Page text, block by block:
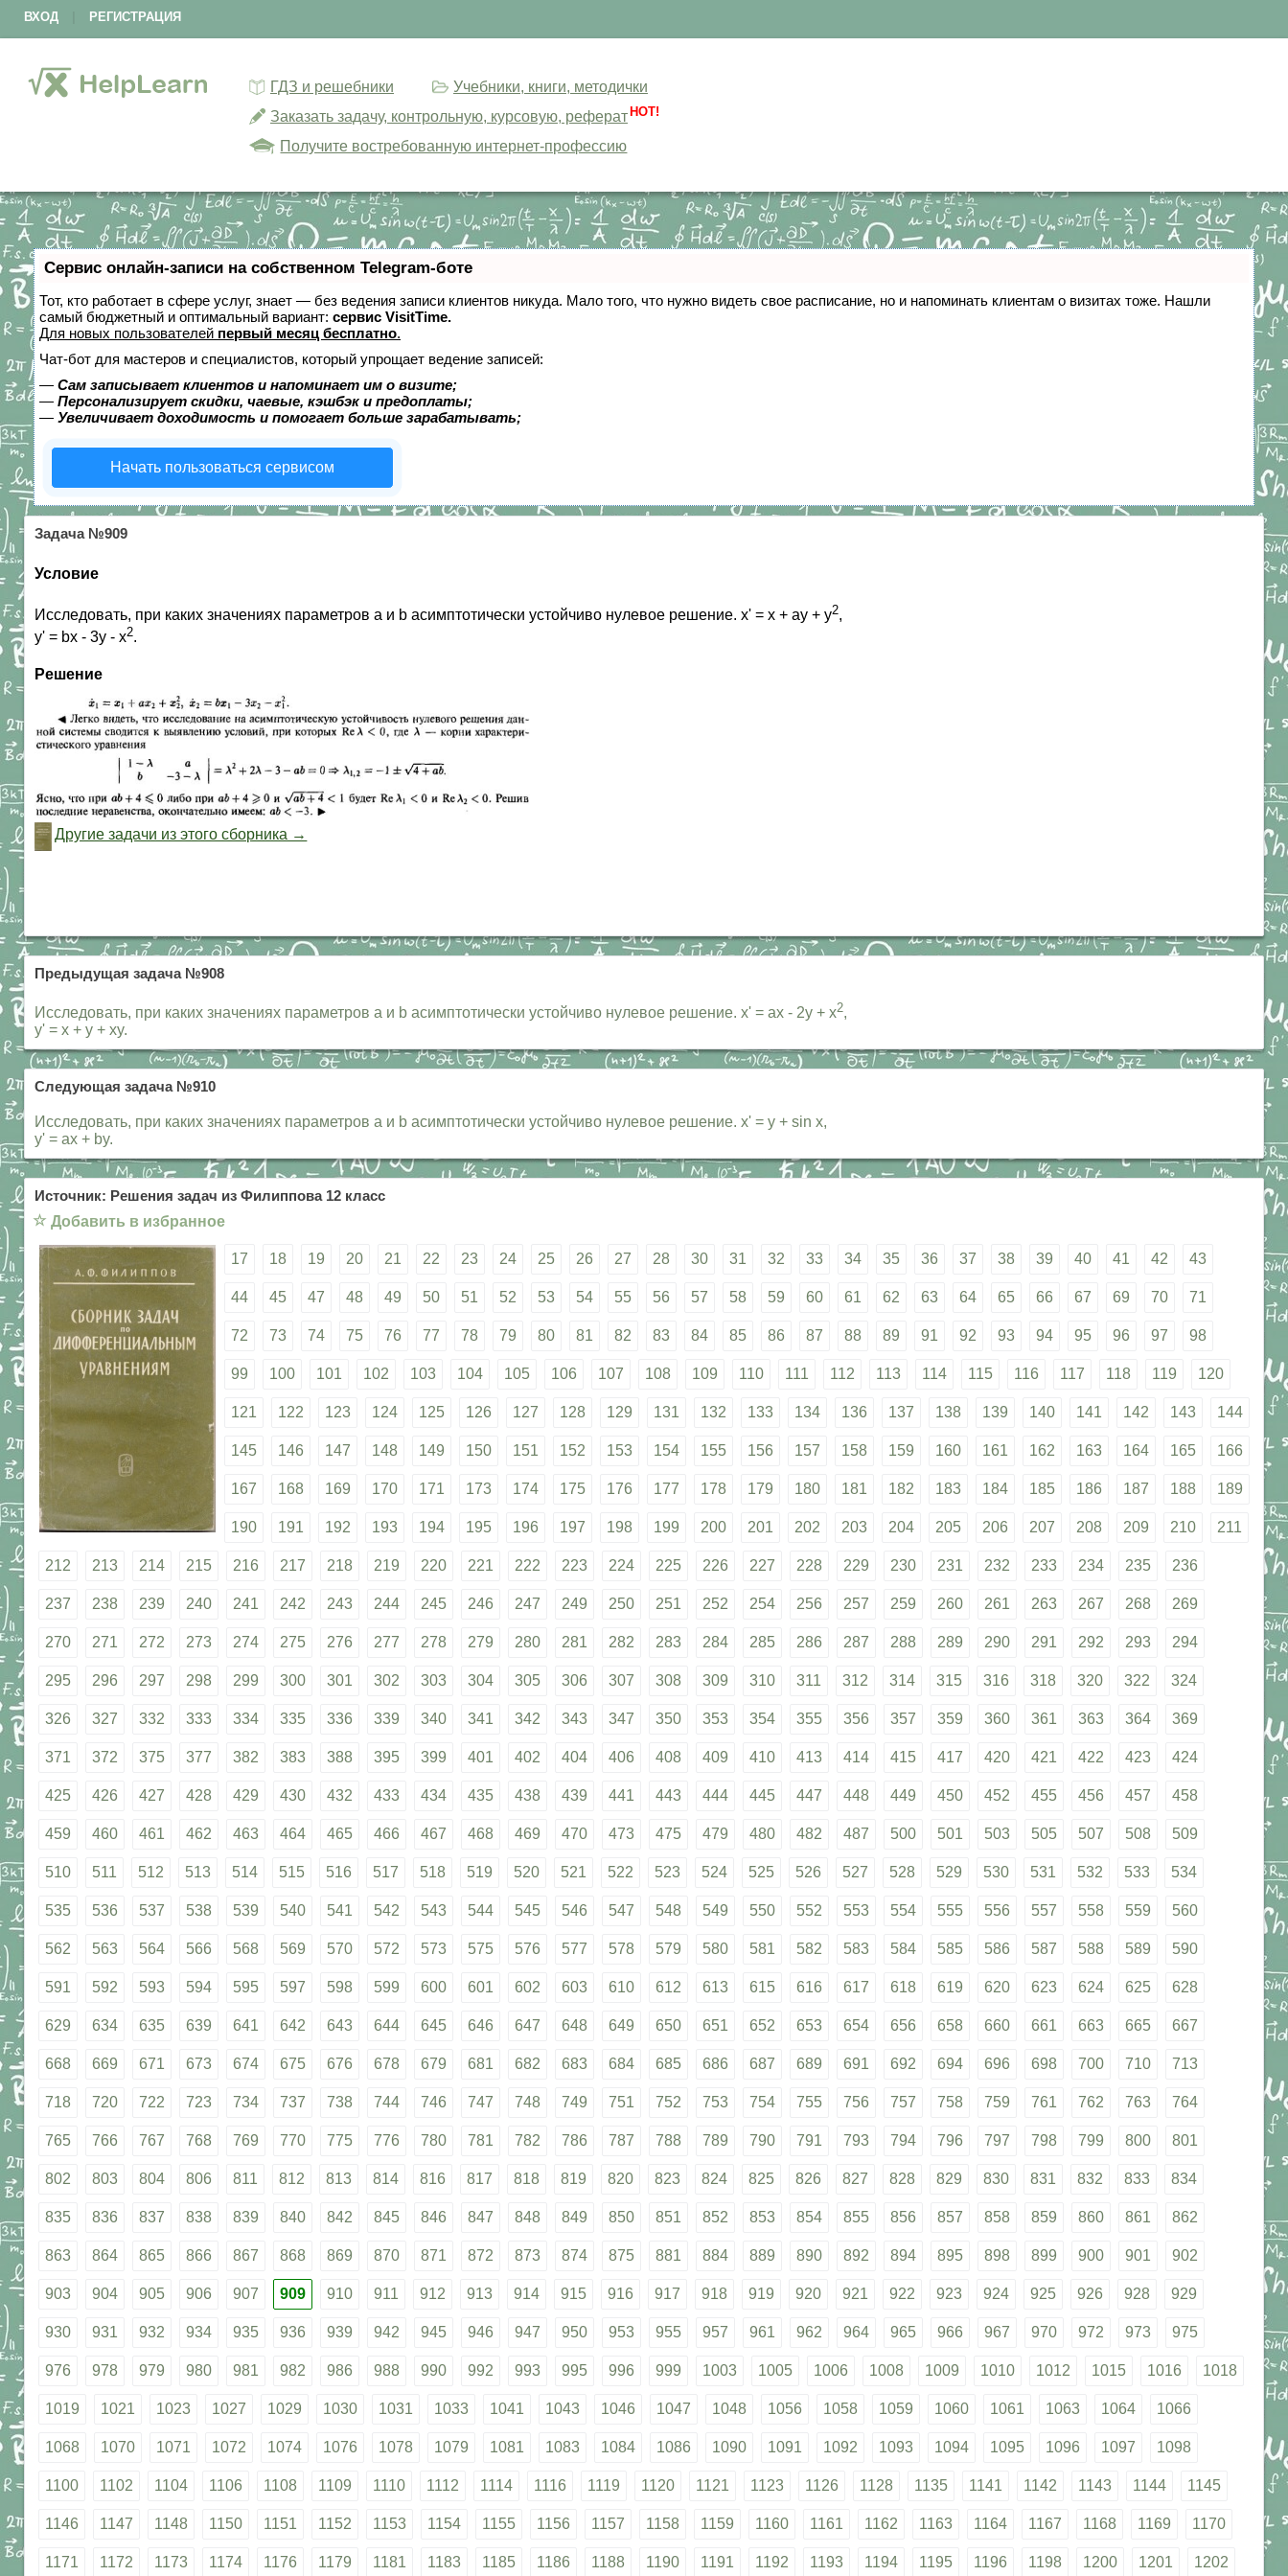
ВХОД РЕГИСТРАЦИЯ
ГДЗ и решебники
Учебники, книги, методички
Заказать задачу, контрольную, курсовую, реферат HOT!
Получите востребованную интернет-профессию
Сервис онлайн-записи на собственном Telegram-боте
Тот, кто работает в сфере услуг, знает — без ведения записи клиентов никуда. Мало того, что нужно видеть свое расписание, но и напоминать клиентам о визитах тоже. Нашли
самый бюджетный и оптимальный вариант: сервис VisitTime.
Для новых пользователей первый месяц бесплатно.
Чат-бот для мастеров и специалистов, который упрощает ведение записей:
— Сам записывает клиентов и напоминает им о визите;
— Персонализирует скидки, чаевые, кэшбэк и предоплаты;
— Увеличивает доходимость и помогает больше зарабатывать;
Начать пользоваться сервисом
Задача №909
Условие
Исследовать, при каких значениях параметров a и b асимптотически устойчиво нулевое решение. x' = x + ay + y2,
y' = bx - 3y - x2.
Решение
Другие задачи из этого сборника →
Предыдущая задача №908
Исследовать, при каких значениях параметров a и b асимптотически устойчиво нулевое решение. x' = ax - 2y + x2,
y' = x + y + xy.
Следующая задача №910
Исследовать, при каких значениях параметров a и b асимптотически устойчиво нулевое решение. x' = y + sin x,
y' = ax + by.
Источник: Решения задач из Филиппова 12 класс
☆ Добавить в избранное
17 18 19 20 21 22 23 24 25 26 27 28 30 31 32 33 34 35 36 37 38 39 40 41 42 43
44 45 47 48 49 50 51 52 53 54 55 56 57 58 59 60 61 62 63 64 65 66 67 69 70 71
72 73 74 75 76 77 78 79 80 81 82 83 84 85 86 87 88 89 91 92 93 94 95 96 97 98
99 100 101 102 103 104 105 106 107 108 109 110 111 112 113 114 115 116 117 118 119 120
121 122 123 124 125 126 127 128 129 131 132 133 134 136 137 138 139 140 141 142 143 144
145 146 147 148 149 150 151 152 153 154 155 156 157 158 159 160 161 162 163 164 165 166
167 168 169 170 171 173 174 175 176 177 178 179 180 181 182 183 184 185 186 187 188 189
190 191 192 193 194 195 196 197 198 199 200 201 202 203 204 205 206 207 208 209 210 211
212 213 214 215 216 217 218 219 220 221 222 223 224 225 226 227 228 229 230 231 232 233 234 235 236
237 238 239 240 241 242 243 244 245 246 247 249 250 251 252 254 256 257 259 260 261 263 267 268 269
270 271 272 273 274 275 276 277 278 279 280 281 282 283 284 285 286 287 288 289 290 291 292 293 294
295 296 297 298 299 300 301 302 303 304 305 306 307 308 309 310 311 312 314 315 316 318 320 322 324
326 327 332 333 334 335 336 339 340 341 342 343 347 350 353 354 355 356 357 359 360 361 363 364 369
371 372 375 377 382 383 388 395 399 401 402 404 406 408 409 410 413 414 415 417 420 421 422 423 424
425 426 427 428 429 430 432 433 434 435 438 439 441 443 444 445 447 448 449 450 452 455 456 457 458
459 460 461 462 463 464 465 466 467 468 469 470 473 475 479 480 482 487 500 501 503 505 507 508 509
510 511 512 513 514 515 516 517 518 519 520 521 522 523 524 525 526 527 528 529 530 531 532 533 534
535 536 537 538 539 540 541 542 543 544 545 546 547 548 549 550 552 553 554 555 556 557 558 559 560
562 563 564 566 568 569 570 572 573 575 576 577 578 579 580 581 582 583 584 585 586 587 588 589 590
591 592 593 594 595 597 598 599 600 601 602 603 610 612 613 615 616 617 618 619 620 623 624 625 628
629 634 635 639 641 642 643 644 645 646 647 648 649 650 651 652 653 654 656 658 660 661 663 665 667
668 669 671 673 674 675 676 678 679 681 682 683 684 685 686 687 689 691 692 694 696 698 700 710 713
718 720 722 723 734 737 738 744 746 747 748 749 751 752 753 754 755 756 757 758 759 761 762 763 764
765 766 767 768 769 770 775 776 780 781 782 786 787 788 789 790 791 793 794 796 797 798 799 800 801
802 803 804 806 811 812 813 814 816 817 818 819 820 823 824 825 826 827 828 829 830 831 832 833 834
835 836 837 838 839 840 842 845 846 847 848 849 850 851 852 853 854 855 856 857 858 859 860 861 862
863 864 865 866 867 868 869 870 871 872 873 874 875 881 884 889 890 892 894 895 898 899 900 901 902
903 904 905 906 907 909 910 911 912 913 914 915 916 917 918 919 920 921 922 923 924 925 926 928 929
930 931 932 934 935 936 939 942 945 946 947 950 953 955 957 961 962 964 965 966 967 970 972 973 975
976 978 979 980 981 982 986 988 990 992 993 995 996 999 1003 1005 1006 1008 1009 1010 1012 1015 1016 1018
1019 1021 1023 1027 1029 1030 1031 1033 1041 1043 1046 1047 1048 1056 1058 1059 1060 1061 1063 1064 1066
1068 1070 1071 1072 1074 1076 1078 1079 1081 1083 1084 1086 1090 1091 1092 1093 1094 1095 1096 1097 1098
1100 1102 1104 1106 1108 1109 1110 1112 1114 1116 1119 1120 1121 1123 1126 1128 1135 1141 1142 1143 1144 1145
1146 1147 1148 1150 1151 1152 1153 1154 1155 1156 1157 1158 1159 1160 1161 1162 1163 1164 1167 1168 1169 1170
1171 1172 1173 1174 1176 1179 1181 1183 1185 1186 1188 1190 1191 1192 1193 1194 1195 1196 1198 1200 1201 1202